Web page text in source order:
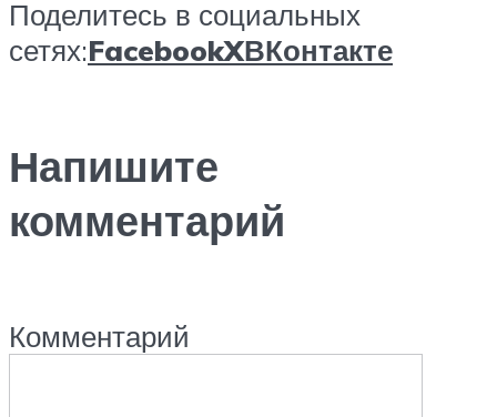
Поделитесь в социальных
сетях:FacebookXВКонтакте
Напишите
комментарий
Комментарий